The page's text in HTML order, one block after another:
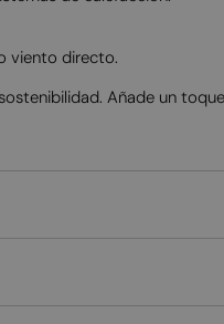
viento directo.
Añade un